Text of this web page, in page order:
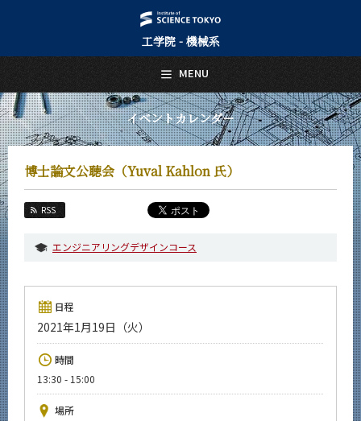
工学院 - 機械系
イベントカレンダー
博士論文公聴会（Yuval Kahlon 氏）
RSS
エンジニアリングデザインコース
日程
2021年1月19日（火）
時間
13:30 - 15:00
場所
MENU
日本語 English
トップページ
Top Page
機械系について
About Us
教育
Education
入学案内
Admissions
機械系 News
イベントカレンダー
Event Calendar